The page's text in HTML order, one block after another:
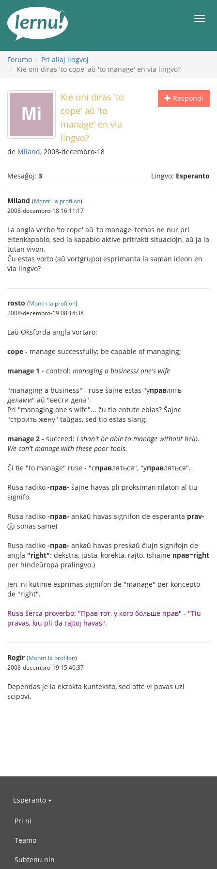
enhavo
Forumo
Pri aliaj lingvoj
Kie oni diras 'to cope' aŭ 'to manage' en via lingvo?
Respondi
Kie oni diras 'to
cope' aŭ 'to
manage' en via
lingvo?
de Miland, 2008-decembro-18
Mesaĝoj: 3 Lingvo: Esperanto
Miland (Montri la profilon)
2008-decembro-18 16:11:17
La angla verbo 'to cope' aŭ 'to manage' temas ne nur pri
eltenkapablo, sed la kapablo aktive pritrakti situaciojn, aŭ ja la
tutan vivon.
Ĉu estas vorto (aŭ vortgrupo) esprimanta la saman ideon en
via lingvo?
rosto (Montri la profilon)
2008-decembro-19 08:14:38
Laŭ Oksforda angla vortaro:
cope - manage successfully; be capable of managing;
manage 1 - control: managing a business/ one's wife
"managing a business" - ruse ŝajne estas "управлять
делами" aŭ "вести дела".
Pri "managing one's wife"... ĉu tio entute eblas? Ŝajne
"строить жену" taŭgas, sed tio estas slang.
manage 2 - succeed: I shan't be able to manage without help.
We can't manage with these poor tools.
Ĉi tie "to manage" ruse - "справляться", "управляться".
Rusa radiko -прав- ŝajne havas pli proksiman rilaton al tiu
signifo.
Rusa radiko -прав- ankaŭ havas signifon de esperanta prav-
(ĝi sonas same)
Rusa radiko -прав- ankaŭ havas preskaŭ ĉiujn signifojn de
angla "right": dekstra, justa, korekta, rajto. (shajne прав=right
per hindeŭropa pralingvo.)
Jen, ni kutime esprimas signifon de "manage" per koncepto
de "right".
Rusa ŝerca proverbo: "Прав тот, у кого больше прав" - "Tiu
pravas, kiu pli da rajtoj havas".
Rogir (Montri la profilon)
2008-decembro-19 15:40:37
Dependas je la ekzakta kunteksto, sed ofte vi povas uzi
scipovi.
Esperanto
Pri ni
Teamo
Subtenu nin